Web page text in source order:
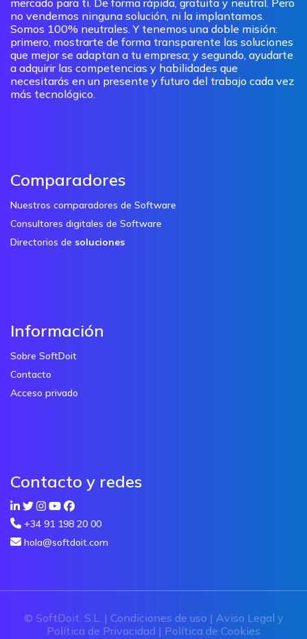
mercado para ti. De forma rápida, gratuita y neutral. Pero
no vendemos ninguna solución, ni la implantamos.
Somos 100% neutrales. Y tenemos una doble misión:
primero, mostrarte de forma transparente las soluciones
que mejor se adaptan a tu empresa; y segundo, ayudarte
a adquirir las competencias y habilidades que
necesitarás en un presente y futuro del trabajo cada vez
más tecnológico.
Comparadores
Nuestros comparadores de Software
Consultores digitales de Software
Directorios de soluciones
Información
Sobre SoftDoit
Contacto
Acceso privado
Contacto y redes
+34 91 198 20 00
hola@softdoit.com
© SoftDoit, S.L. | Condiciones de uso | Aviso Legal y
Política de Privacidad | Política de Cookies